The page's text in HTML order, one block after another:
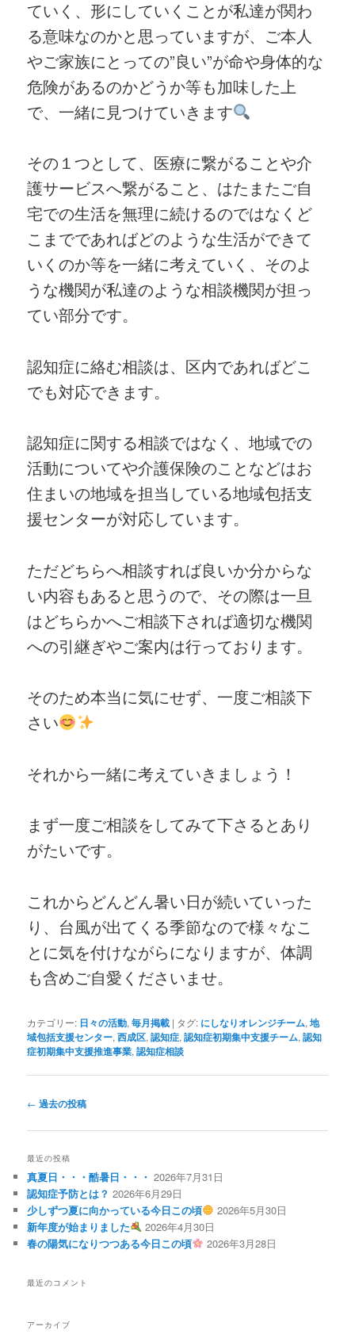
ていく、形にしていくことが私達が関わ
る意味なのかと思っていますが、ご本人
やご家族にとっての”良い”が命や身体的な
危険があるのかどうか等も加味した上
で、一緒に見つけていきます
その１つとして、医療に繋がることや介
護サービスへ繋がること、はたまたご自
宅での生活を無理に続けるのではなくど
こまでであればどのような生活ができて
いくのか等を一緒に考えていく、そのよ
うな機関が私達のような相談機関が担っ
てい部分です。
認知症に絡む相談は、区内であればどこ
でも対応できます。
認知症に関する相談ではなく、地域での
活動についてや介護保険のことなどはお
住まいの地域を担当している地域包括支
援センターが対応しています。
ただどちらへ相談すれば良いか分からな
い内容もあると思うので、その際は一旦
はどちらかへご相談下されば適切な機関
への引継ぎやご案内は行っております。
そのため本当に気にせず、一度ご相談下
さい
それから一緒に考えていきましょう！
まず一度ご相談をしてみて下さるとあり
がたいです。
これからどんどん暑い日が続いていった
り、台風が出てくる季節なので様々なこ
とに気を付けながらになりますが、体調
も含めご自愛くださいませ。
カテゴリー: 日々の活動,毎月掲載 | タグ: にしなりオレンジチーム,地
域包括支援センター,西成区,認知症,認知症初期集中支援チーム,認知
症初期集中支援推進事業,認知症相談
投
ナ
ー
シ
ョ
ン
← 過去の投稿
最近の投稿
真夏日・・・酷暑日・・・ 2026年7月31日
認知症予防とは？ 2026年6月29日
少しずつ夏に向かっている今日この頃
2026年5月30日
新年度が始まりました
2026年4月30日
春の陽気になりつつある今日この頃
2026年3月28日
最近のコメント
アーカイブ